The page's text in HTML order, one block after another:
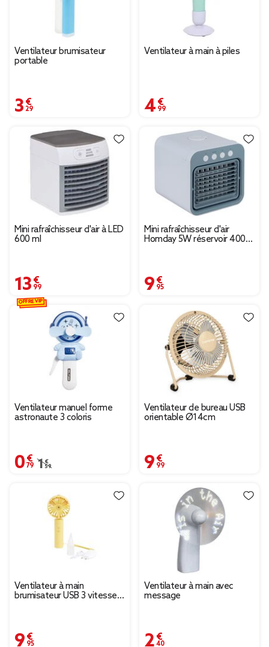
Ventilateur brumisateur
portable
3,29 €
Ventilateur à main à piles
4,99 €
Mini rafraîchisseur d'air à LED
600 ml
13,99 €
Mini rafraîchisseur d'air
Homday 5W réservoir 400ml
9,95 €
Ventilateur manuel forme
astronaute 3 coloris
0,79 €
Prix remisé de 1,59 € à 0,79 €
1,59 €
OFFRE VIP
Ventilateur de bureau USB
orientable Ø14cm
9,99 €
Ventilateur à main
brumisateur USB 3 vitesses
9,95 €
Ventilateur à main avec
message
2,40 €